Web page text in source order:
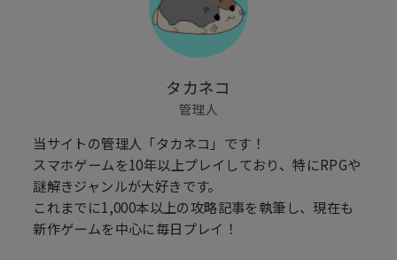
タカネコ
管理人
当サイトの管理人「タカネコ」です！
スマホゲームを10年以上プレイしており、特にRPGや
謎解きジャンルが大好きです。
これまでに1,000本以上の攻略記事を執筆し、現在も
新作ゲームを中心に毎日プレイ！